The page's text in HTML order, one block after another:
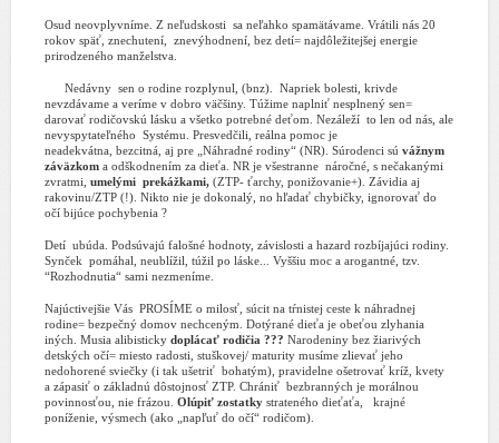
Osud neovplyvníme. Z neľudskosti
sa neľahko spamätávame. Vrátili nás 20
rokov späť, znechutení,
znevýhodnení, bez detí= najdôležitejšej energie
prirodzeného manželstva.
Nedávny sen o rodine rozplynul, (bnz).
Napriek bolesti, krivde
nevzdávame a veríme v dobro väčšiny. Túžime naplniť nesplnený sen=
darovať rodičovskú lásku a všetko potrebné deťom. Nezáleží to len od nás, ale
nevyspytateľného
Systému. Presvedčili, reálna pomoc je
neadekvátna, bezcitná, aj pre „Náhradné rodiny“ (NR). Súrodenci sú vážnym
záväzkom a odškodnením za dieťa. NR je všestranne náročné, s nečakanými
zvratmi, umelými prekážkami, (ZTP- ťarchy, ponižovanie+). Závidia aj
rakovinu/ZTP (!). Nikto nie je dokonalý, no hľadať chybičky, ignorovať do
očí bijúce pochybenia ?
Detí ubúda. Podsúvajú falošné hodnoty, závislosti a hazard rozbíjajúci rodiny.
Synček
pomáhal, neublížil, túžil po láske... Vyššiu moc a arogantné, tzv.
“Rozhodnutia“ sami nezmeníme.
Najúctivejšie Vás PROSÍME o milosť, súcit na tŕnistej ceste k náhradnej
rodine= bezpečný domov nechceným. Dotýrané dieťa je obeťou zlyhania
iných. Musia alibisticky doplácať rodičia ??? Narodeniny bez žiarivých
detských očí= miesto radosti, stuškovej/ maturity musíme zlievať jeho
nedohorené sviečky (i tak ušetriť bohatým), pravidelne ošetrovať kríž, kvety
a zápasiť o základnú dôstojnosť ZTP. Chrániť bezbranných je morálnou
povinnosťou, nie frázou. Olúpiť zostatky strateného dieťaťa,
krajné
poníženie, výsmech (ako „napľuť do očí“ rodičom).